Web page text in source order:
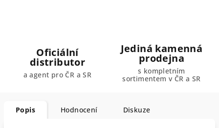
Oficiální
distributor
a agent pro ČR a SR
Jediná kamenná
prodejna
s kompletním
sortimentem v ČR a SR
Popis Hodnocení Diskuze